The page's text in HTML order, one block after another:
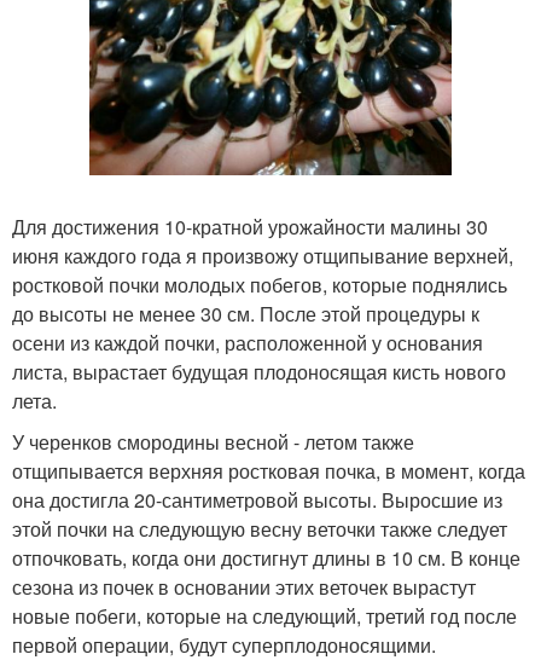
Для достижения 10-кратной урожайности малины 30
июня каждого года я произвожу отщипывание верхней,
ростковой почки молодых побегов, которые поднялись
до высоты не менее 30 см. После этой процедуры к
осени из каждой почки, расположенной у основания
листа, вырастает будущая плодоносящая кисть нового
лета.
У черенков смородины весной - летом также
отщипывается верхняя ростковая почка, в момент, когда
она достигла 20-сантиметровой высоты. Выросшие из
этой почки на следующую весну веточки также следует
отпочковать, когда они достигнут длины в 10 см. В конце
сезона из почек в основании этих веточек вырастут
новые побеги, которые на следующий, третий год после
первой операции, будут суперплодоносящими.